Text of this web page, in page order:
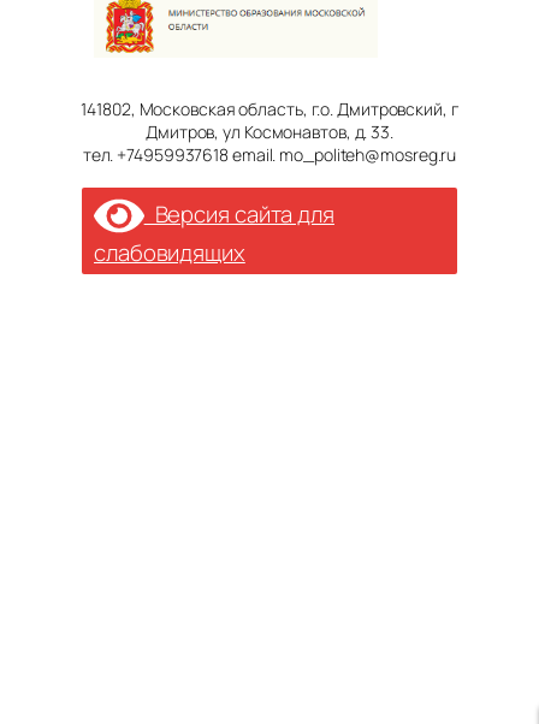
141802, Московская область, г.о. Дмитровский, г
Дмитров, ул Космонавтов, д. 33.
тел. +74959937618 email. mo_politeh@mosreg.ru
Версия сайта для
слабовидящих